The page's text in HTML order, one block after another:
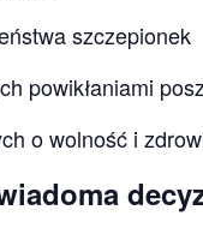
szczepionek
powikłaniami
o wolność i